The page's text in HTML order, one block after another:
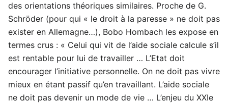
des orientations théoriques similaires. Proche de G.
Schröder (pour qui « le droit à la paresse » ne doit pas
exister en Allemagne…), Bobo Hombach les expose en
termes crus : « Celui qui vit de l’aide sociale calcule s’il
est rentable pour lui de travailler … L’Etat doit
encourager l’initiative personnelle. On ne doit pas vivre
mieux en étant passif qu’en travaillant. L’aide sociale
ne doit pas devenir un mode de vie … L’enjeu du XXIe